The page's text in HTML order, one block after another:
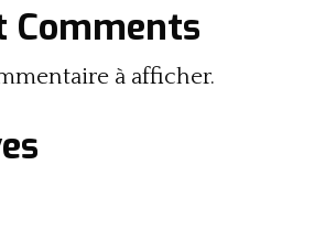
Comments
à afficher.